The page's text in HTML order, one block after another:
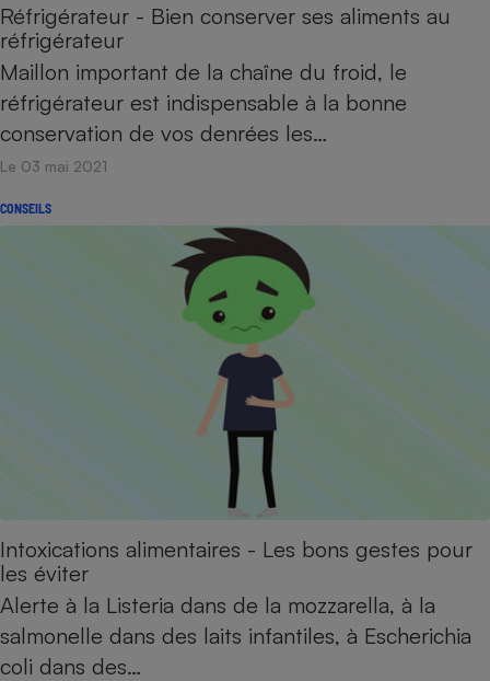
Réfrigérateur - Bien conserver ses aliments au
réfrigérateur
Maillon important de la chaîne du froid, le
réfrigérateur est indispensable à la bonne
conservation de vos denrées les…
Le 03 mai 2021
CONSEILS
Intoxications alimentaires - Les bons gestes pour
les éviter
Alerte à la Listeria dans de la mozzarella, à la
salmonelle dans des laits infantiles, à Escherichia
coli dans des…